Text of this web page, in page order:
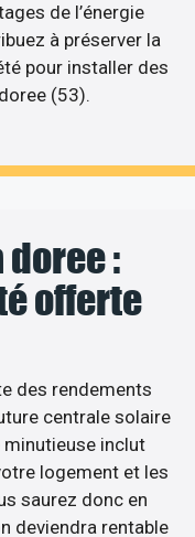
de l’énergie
à préserver la
pour installer des
(53).
doree :
offerte
des rendements
centrale solaire
minutieuse inclut
logement et les
saurez donc en
deviendra rentable